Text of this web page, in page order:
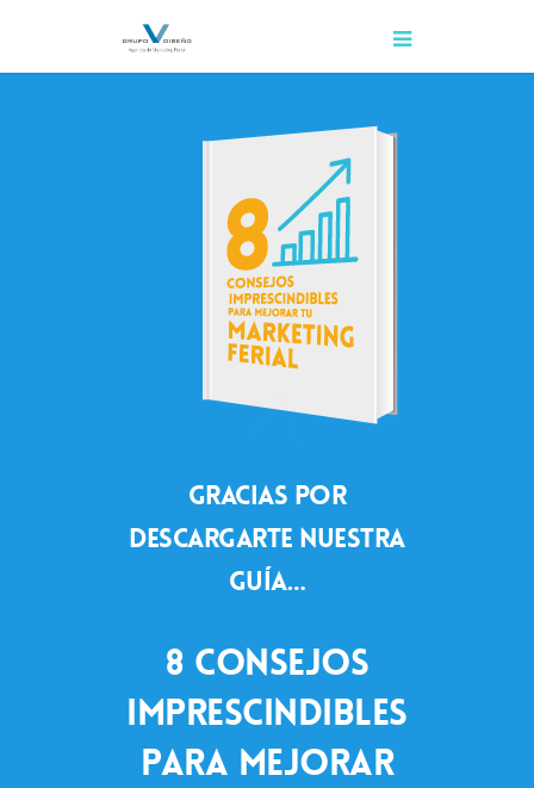
Gracias por
descargarte nuestra
guía…
8 CONSEJOS
IMPRESCINDIBLES
PARA MEJORAR